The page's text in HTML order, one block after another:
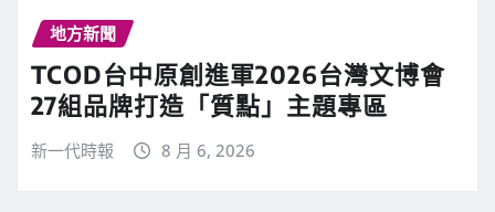
地方新聞
TCOD台中原創進軍2026台灣文博會
27組品牌打造「質點」主題專區
新一代時報 8 月 6, 2026